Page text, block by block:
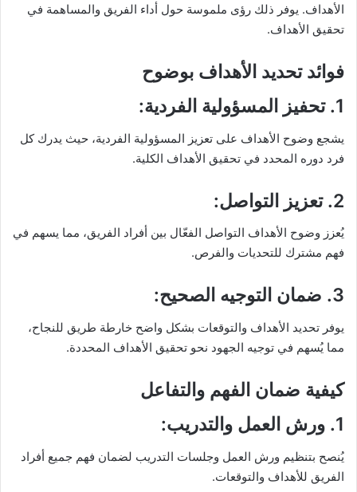
الأهداف. يوفر ذلك رؤى ملموسة حول أداء الفريق والمساهمة في
تحقيق الأهداف.
فوائد تحديد الأهداف بوضوح
1. تحفيز المسؤولية الفردية:
يشجع وضوح الأهداف على تعزيز المسؤولية الفردية، حيث يدرك كل
فرد دوره المحدد في تحقيق الأهداف الكلية.
2. تعزيز التواصل:
يُعزز وضوح الأهداف التواصل الفعّال بين أفراد الفريق، مما يسهم في
فهم مشترك للتحديات والفرص.
3. ضمان التوجيه الصحيح:
يوفر تحديد الأهداف والتوقعات بشكل واضح خارطة طريق للنجاح،
مما يُسهم في توجيه الجهود نحو تحقيق الأهداف المحددة.
كيفية ضمان الفهم والتفاعل
1. ورش العمل والتدريب:
يُنصح بتنظيم ورش العمل وجلسات التدريب لضمان فهم جميع أفراد
الفريق للأهداف والتوقعات.